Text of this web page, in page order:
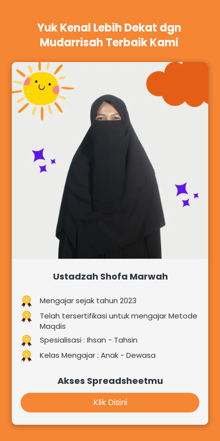
Yuk Kenal Lebih Dekat dgn
Mudarrisah Terbaik Kami
Ustadzah Shofa Marwah
Mengajar sejak tahun 2023
Telah tersertifikasi untuk mengajar Metode
Maqdis
Spesialisasi : Ihsan - Tahsin
Kelas Mengajar : Anak - Dewasa
Akses Spreadsheetmu
`Klik Disini